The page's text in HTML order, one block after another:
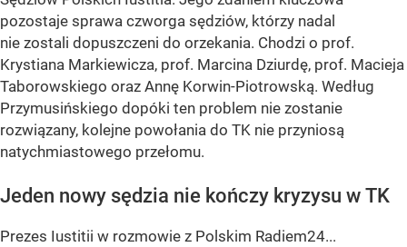
pozostaje sprawa czworga sędziów, którzy nadal
nie zostali dopuszczeni do orzekania. Chodzi o prof.
Krystiana Markiewicza, prof. Marcina Dziurdę, prof. Macieja
Taborowskiego oraz Annę Korwin-Piotrowską. Według
Przymusińskiego dopóki ten problem nie zostanie
rozwiązany, kolejne powołania do TK nie przyniosą
natychmiastowego przełomu.
Jeden nowy sędzia nie kończy kryzysu w TK
Prezes Iustitii w rozmowie z Polskim Radiem24...